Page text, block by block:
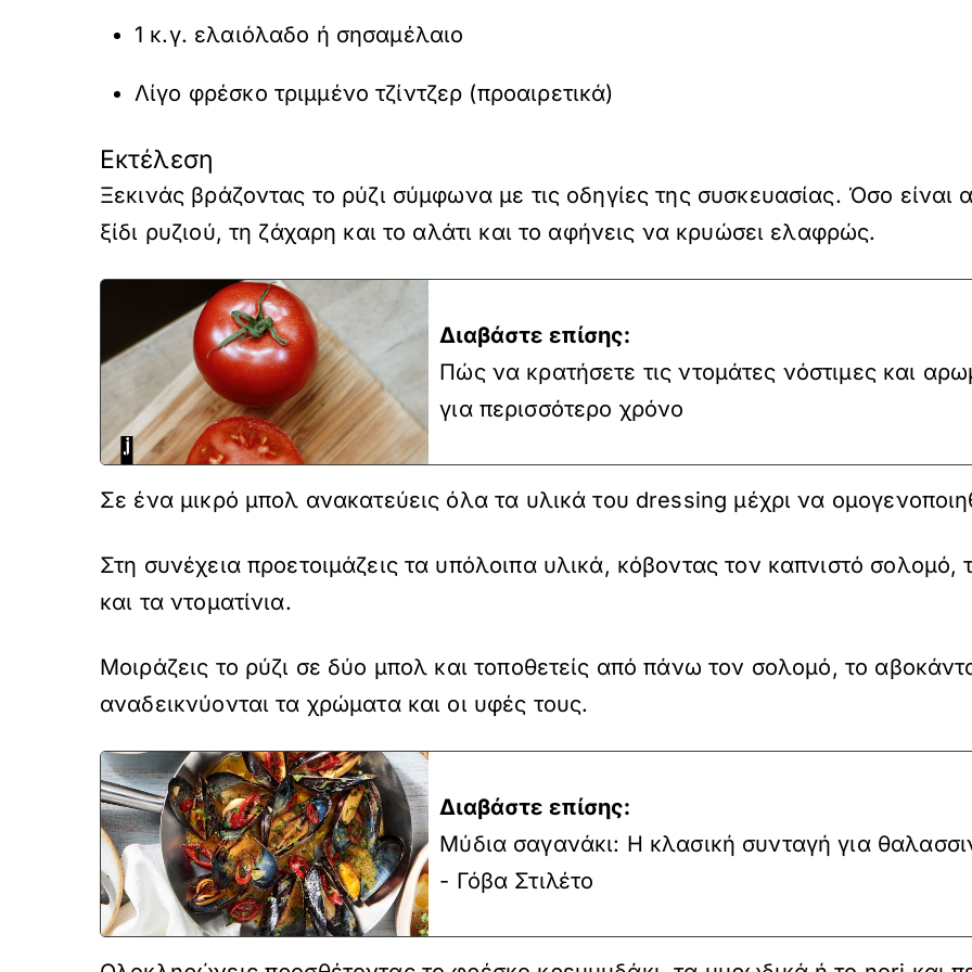
1 κ.γ. ελαιόλαδο ή σησαμέλαιο
Λίγο φρέσκο τριμμένο τζίντζερ (προαιρετικά)
Εκτέλεση
Ξεκινάς βράζοντας το ρύζι σύμφωνα με τις οδηγίες της συσκευασίας. Όσο είναι
ξίδι ρυζιού, τη ζάχαρη και το αλάτι και το αφήνεις να κρυώσει ελαφρώς.
Διαβάστε επίσης:
Πώς να κρατήσετε τις ντομάτες νόστιμες και
για περισσότερο χρόνο
Σε ένα μικρό μπολ ανακατεύεις όλα τα υλικά του dressing μέχρι να
Στη συνέχεια προετοιμάζεις τα υπόλοιπα υλικά, κόβοντας τον καπνιστό
και τα ντοματίνια.
Μοιράζεις το ρύζι σε δύο μπολ και τοποθετείς από πάνω τον σολομό, το
αναδεικνύονται τα χρώματα και οι υφές τους.
Διαβάστε επίσης:
Μύδια σαγανάκι: Η κλασική συνταγή για
- Γόβα Στιλέτο